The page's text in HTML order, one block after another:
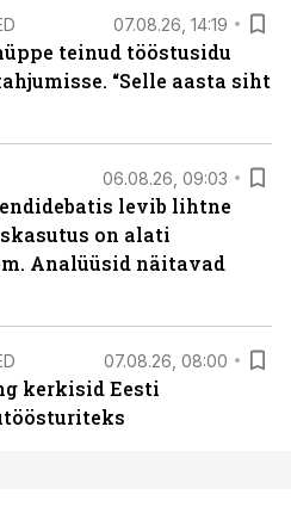
07.08.26, 14:19
teinud tööstusidu
“Selle aasta siht
06.08.26, 09:03
levib lihtne
on alati
Analüüsid näitavad
07.08.26, 08:00
kerkisid Eesti